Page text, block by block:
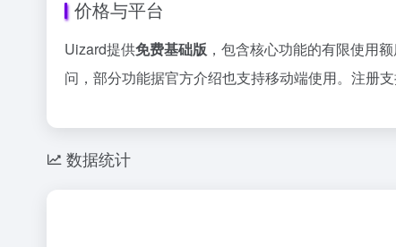
价格与平台
Uizard提供免费基础版 ，包含核心功能的有限使用
问，部分功能据官方介绍也支持移动端使用。注册
数据统计